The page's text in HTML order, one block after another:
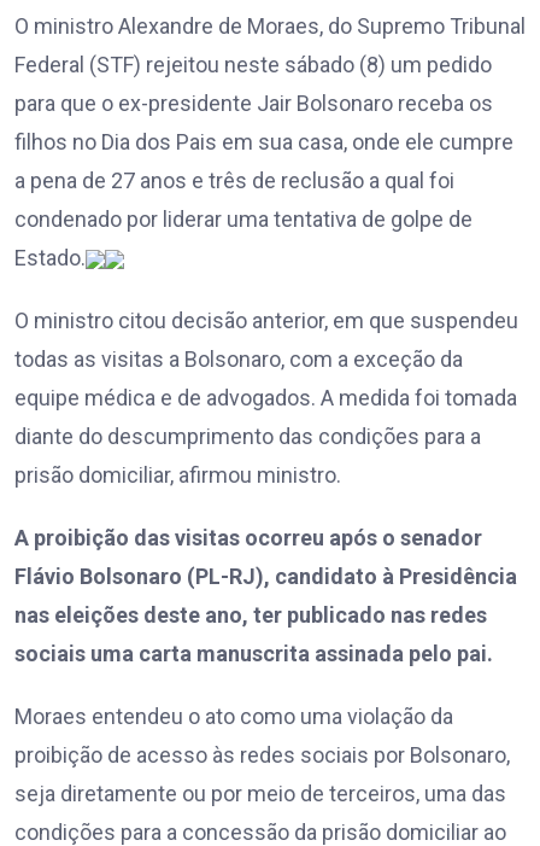
O ministro Alexandre de Moraes, do Supremo Tribunal
Federal (STF) rejeitou neste sábado (8) um pedido
para que o ex-presidente Jair Bolsonaro receba os
filhos no Dia dos Pais em sua casa, onde ele cumpre
a pena de 27 anos e três de reclusão a qual foi
condenado por liderar uma tentativa de golpe de
Estado.
O ministro citou decisão anterior, em que suspendeu
todas as visitas a Bolsonaro, com a exceção da
equipe médica e de advogados. A medida foi tomada
diante do descumprimento das condições para a
prisão domiciliar, afirmou ministro.
A proibição das visitas ocorreu após o senador
Flávio Bolsonaro (PL-RJ), candidato à Presidência
nas eleições deste ano, ter publicado nas redes
sociais uma carta manuscrita assinada pelo pai.
Moraes entendeu o ato como uma violação da
proibição de acesso às redes sociais por Bolsonaro,
seja diretamente ou por meio de terceiros, uma das
condições para a concessão da prisão domiciliar ao